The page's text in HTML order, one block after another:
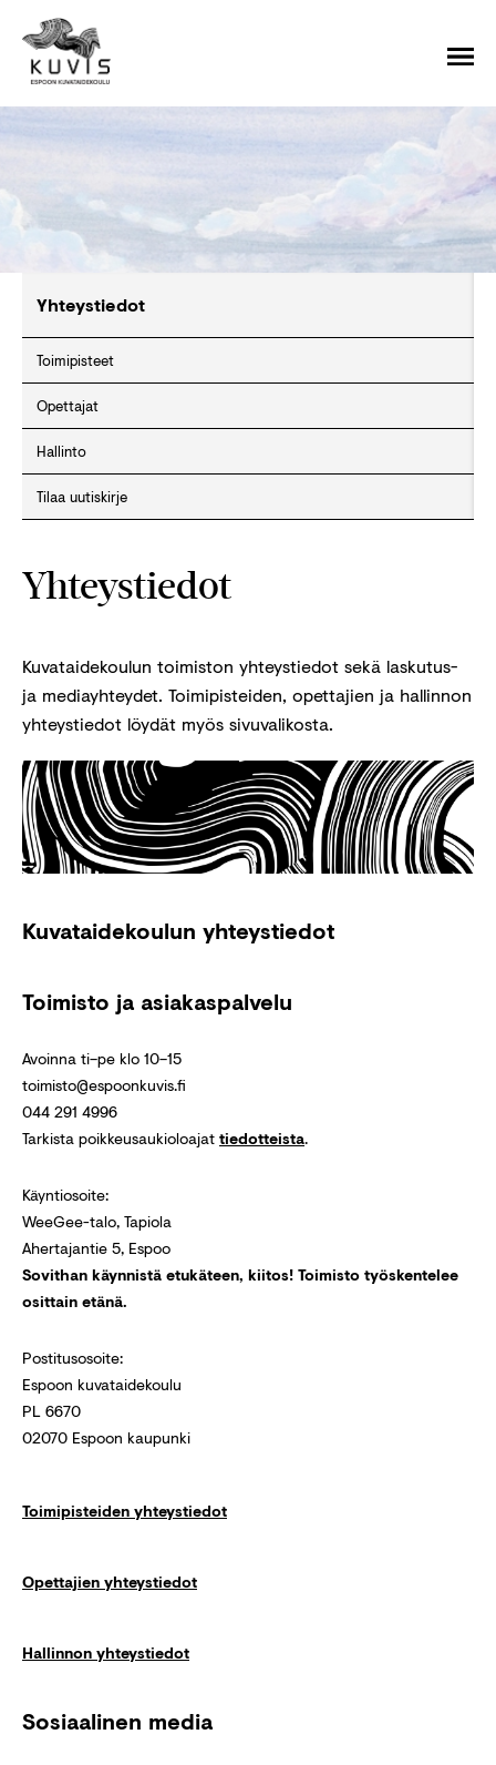
Yhteystiedot
Toimipisteet
Opettajat
Hallinto
Tilaa uutiskirje
Yhteystiedot
Kuvataidekoulun toimiston yhteystiedot sekä laskutus-
ja mediayhteydet. Toimipisteiden, opettajien ja hallinnon
yhteystiedot löydät myös sivuvalikosta.
Kuvataidekoulun yhteystiedot
Toimisto ja asiakaspalvelu
Avoinna ti–pe klo 10–15
toimisto@espoonkuvis.fi
044 291 4996
Tarkista poikkeusaukioloajattiedotteista.
Käyntiosoite:
WeeGee-talo, Tapiola
Ahertajantie 5, Espoo
Sovithan käynnistä etukäteen, kiitos! Toimisto työskentelee
osittain etänä.
Postitusosoite:
Espoon kuvataidekoulu
PL 6670
02070 Espoon kaupunki
Toimipisteiden yhteystiedot
Opettajien yhteystiedot
Hallinnon yhteystiedot
Sosiaalinen media